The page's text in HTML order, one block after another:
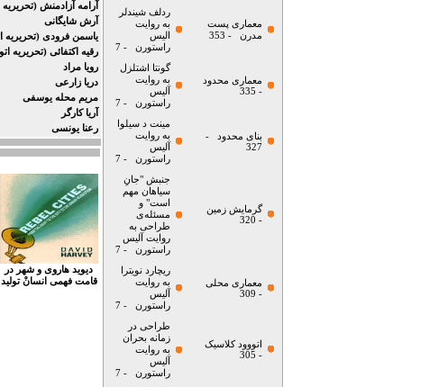
معماری پست
مدرن
- 353
ردلف شیندلر
به روایت
الیس
راستورن
- 7
معماری محدود
- 335
گونتا اشتلزل
به روایت
آلیس
راستورن
- 7
بنای محدود
-
327
مینت د سیلوا
به روایت
آلیس
راستورن - 7
گرمایش زمین
- 320
جنبش "جانِ
سیاهان مهم
است" و
مسئله‌ی
طراحی به
روایت آلیس
راستورن - 7
معماری محلی
- 309
ریچارد نویترا
به روایت
آلیس
راستورن
- 7
اتووود کلاسیک
- 305
طراحی در
زمانه بحران
به روایت
آلیس
راستورن - 7
آرامه آزادمنش (تحریریه
آرش شایگانی
یاسمن فرودی (تحریریه
رقیه اکتفائی (تحریریه
رویا مراد
دریا زارعی
مریم محله یوسفی
آریا کارگر
رعنا یونسی
دیوید هاروی و شهر در
قامت فهمی انسانْ تولید